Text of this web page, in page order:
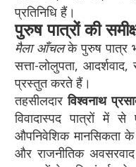
प्रतिनिधि हैं।
पुरुष पात्रों की
मैला आँचलके पुरुष पात्र
सत्ता-लोलुपता,
प्रस्तुत करते हैं।
तहसीलदारविश्वनाथ
विवादास्पद पात्रों में
औपनिवेशिक मानसिकता
और राजनीतिक